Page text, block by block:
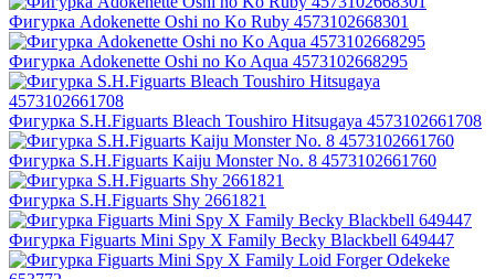
Фигурка Adokenette Oshi no Ko Ruby 4573102668301
Фигурка Adokenette Oshi no Ko Aqua 4573102668295
Фигурка S.H.Figuarts Bleach Toushiro Hitsugaya 4573102661708
Фигурка S.H.Figuarts Kaiju Monster No. 8 4573102661760
Фигурка S.H.Figuarts Shy 2661821
Фигурка Figuarts Mini Spy X Family Becky Blackbell 649447